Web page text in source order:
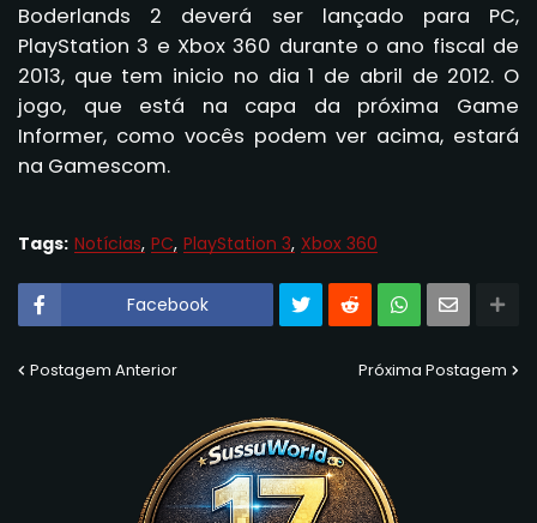
Boderlands 2 deverá ser lançado para PC,
PlayStation 3 e Xbox 360 durante o ano fiscal de
2013, que tem inicio no dia 1 de abril de 2012. O
jogo, que está na capa da próxima Game
Informer, como vocês podem ver acima, estará
na Gamescom.
Tags: Notícias PC PlayStation 3 Xbox 360
Facebook
Postagem Anterior Próxima Postagem